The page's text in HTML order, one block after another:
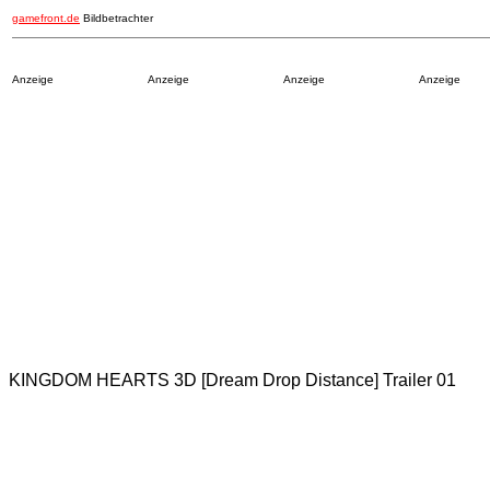
gamefront.de Bildbetrachter
Anzeige Anzeige Anzeige Anzeige
KINGDOM HEARTS 3D [Dream Drop Distance] Trailer 01